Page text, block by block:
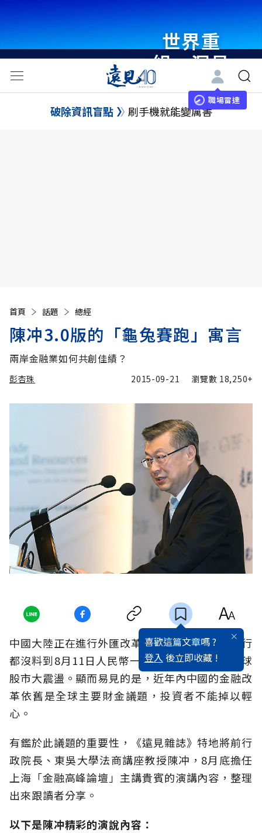
世界重
組・洞見
未來 與
世界領袖
職場雷達
破除資訊盲點 刷手機就能變厲害
首頁 話題 總經
陳冲3.0版的「龜兔賽跑」寓言
兩岸金融業如何共創佳績？
彭杏珠 2015-09-21 瀏覽數 18,250+
喜歡這篇文章嗎 ?
登入 後立即收藏 !
中國大陸正在進行外匯改革，只是連中國人民銀行
都沒料到8月11日人民幣一次性重貶，會造成全球
股市大震盪。顯而易見的是，近年內中國的金融改
革依舊是全球主要財金議題，投資者不能掉以輕
心。
有鑑於此議題的重要性，《遠見雜誌》特地將前行
政院長、東吳大學法商講座教授陳冲，8月底擔任
上海「金融高峰論壇」主講貴賓的演講內容，整理
出來跟讀者分享。
以下是陳冲精彩的演說內容：